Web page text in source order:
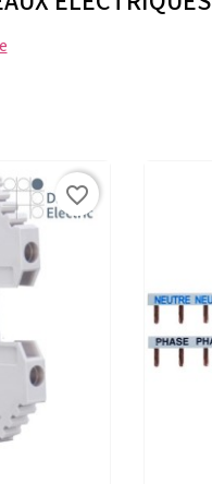
favorite_border